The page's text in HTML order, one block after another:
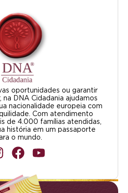
oportunidades ou garantir
na DNA Cidadania ajudamos
nacionalidade europeia com
Com atendimento
de 4.000 famílias atendidas,
história em um passaporte
o mundo.